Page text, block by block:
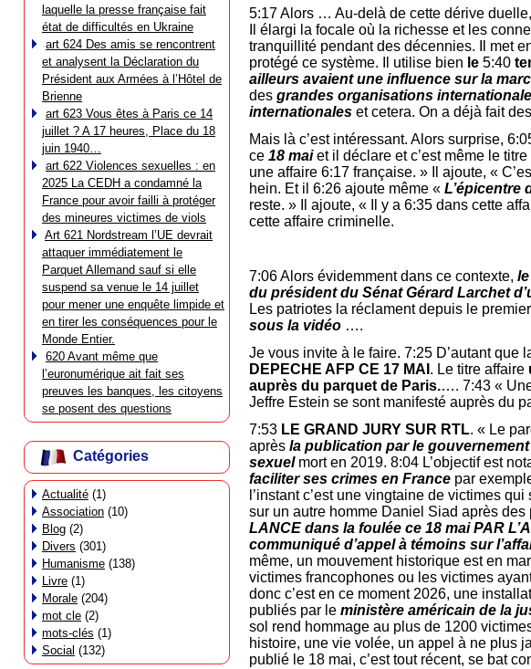
laquelle la presse française fait
état de difficultés en Ukraine
art 624 Des amis se rencontrent
et analysent la Déclaration du
Président aux Armées à l’Hôtel de
Brienne
art 623 Vous êtes à Paris ce 14
juillet ? A 17 heures, Place du 18
juin 1940…
art 622 Violences sexuelles : en
2025 La CEDH a condamné la
France pour avoir failli à protéger
des mineures victimes de viols
Art 621 Nordstream l’UE devrait
attaquer immédiatement le
Parquet Allemand sauf si elle
suspend sa venue le 14 juillet
pour mener une enquête limpide et
en tirer les conséquences pour le
Monde Entier.
620 Avant même que
l’euronumérique ait fait ses
preuves les banques, les citoyens
se posent des questions
Catégories
Actualité (1)
Association (10)
Blog (2)
Divers (301)
Humanisme (138)
Livre (1)
Morale (204)
mot cle (2)
mots-clés (1)
Social (132)
5:17 Alors … Au-delà de cette dérive
Il élargi la focale où la richesse et les
tranquillité pendant des décennies. Il met
protégé ce système. Il utilise bien le 5:40
ailleurs avaient une influence sur la
des grandes organisations
internationales et cetera. On a déjà fait
Mais là c’est intéressant. Alors surprise,
ce 18 maiet il déclare et c’est même le
une affaire 6:17 française. » Il ajoute, «
hein. Et il 6:26 ajoute même « L’épicentre
reste. » Il ajoute, « Il y a 6:35 dans cette
cette affaire criminelle.
7:06 Alors évidemment dans ce contexte,
du président du Sénat Gérard Larchet
Les patriotes la réclament depuis le
sous la vidéo ….
Je vous invite à le faire. 7:25 D’autant
DEPECHE AFP CE 17 MAI . Le titre affaire
auprès du parquet de Paris.…. 7:43 «
Jeffre Estein se sont manifesté auprès du
7:53 LE GRAND JURY SUR RTL. « Le
après la publication par le
sexuelmort en 2019. 8:04 L’objectif est
faciliter ses crimes en France par
l’instant c’est une vingtaine de victimes
sur un autre homme Daniel Siad après
LANCE dans la foulée ce 18 mai PAR
communiqué d’appel à témoins sur
même, un mouvement historique est en
victimes francophones ou les victimes
donc c’est en ce moment 2026, une
publiés par le ministère américain de la
sol rend hommage au plus de 1200
histoire, une vie volée, un appel à ne plus
publié le 18 mai, c’est tout récent, se bat